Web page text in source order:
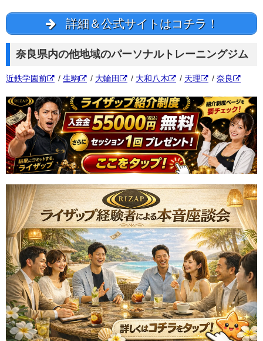
詳細＆公式サイトはコチラ！
奈良県内の他地域のパーソナルトレーニングジム
近鉄学園前 / 生駒 / 大輪田 / 大和八木 / 天理 / 奈良